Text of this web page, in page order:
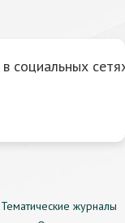
социальных
Тематические журналы